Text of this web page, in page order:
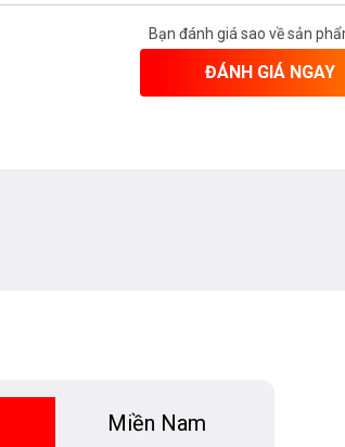
Bạn đánh giá sao về sản
ĐÁNH GIÁ NGAY
Miền Nam